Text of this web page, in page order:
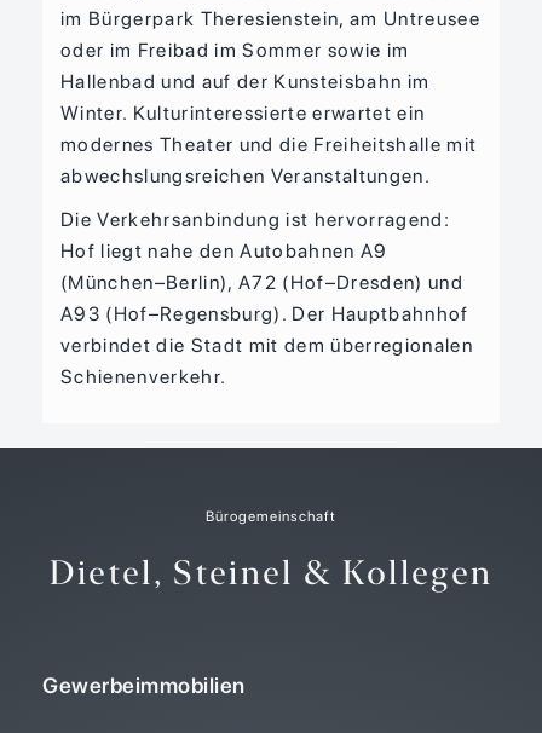
im Bürgerpark Theresienstein, am Untreusee
oder im Freibad im Sommer sowie im
Hallenbad und auf der Kunsteisbahn im
Winter. Kulturinteressierte erwartet ein
modernes Theater und die Freiheitshalle mit
abwechslungsreichen Veranstaltungen.
Die Verkehrsanbindung ist hervorragend:
Hof liegt nahe den Autobahnen A9
(München–Berlin), A72 (Hof–Dresden) und
A93 (Hof–Regensburg). Der Hauptbahnhof
verbindet die Stadt mit dem überregionalen
Schienenverkehr.
Bürogemeinschaft
Dietel, Steinel & Kollegen
Gewerbeimmobilien